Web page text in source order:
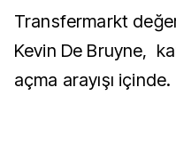
Transfermarkt
Kevin De Bruyne,
açma arayışı içinde.